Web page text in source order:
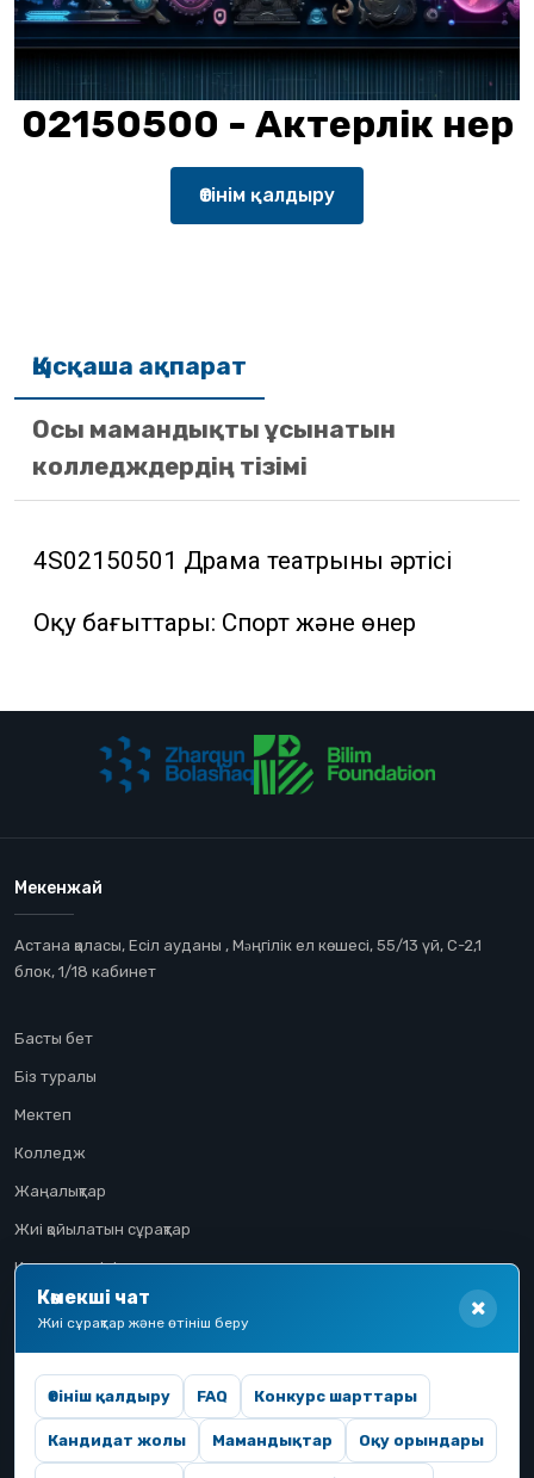
02150500 - Актерлік өнер
Өтінім қалдыру
Қысқаша ақпарат
Осы мамандықты ұсынатын
колледждердің тізімі
4S02150501 Драма театрының әртісі
Оқу бағыттары: Спорт және өнер
Мекенжай
Астана қаласы, Есіл ауданы , Мəңгілік ел көшесі, 55/13 үй, С-2,1
блок, 1/18 кабинет
Басты бет
Біз туралы
Мектеп
Колледж
Жаңалықтар
Жиі қойылатын сұрақтар
Конкурстық іріктеу
Үміткер жолы
Көмекші чат
Жиі сұрақтар және өтініш беру
Өтініш қалдыру FAQ Конкурс шарттары
Кандидат жолы Мамандықтар Оқу орындары